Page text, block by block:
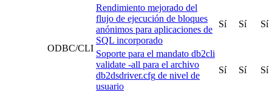
ODBC/CLI
Rendimiento mejorado del
flujo de ejecución de bloques
anónimos para aplicaciones de
SQL incorporado
Sí Sí Sí
Soporte para el mandato db2cli
validate -all para el archivo
db2dsdriver.cfg de nivel de
usuario
Sí Sí Sí